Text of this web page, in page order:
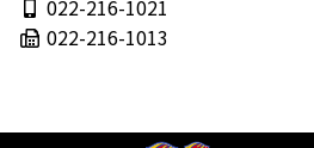
022-216-1021
022-216-1013